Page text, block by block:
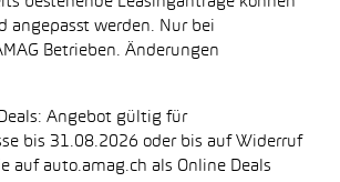
angepasst werden. Nur bei
Betrieben. Änderungen
Angebot gültig für
bis 31.08.2026 oder bis auf Widerruf
auf auto.amag.ch als Online Deals